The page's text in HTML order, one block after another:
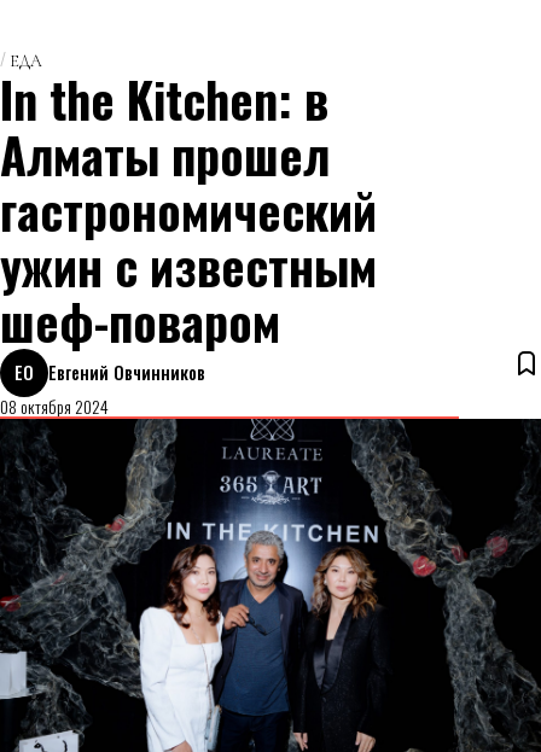
ЕДА
In the Kitchen: в
Алматы прошел
гастрономический
ужин с известным
шеф-поваром
ЕО
Евгений Овчинников
08 октября 2024